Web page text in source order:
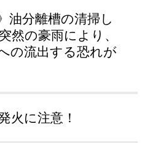
油分離槽の清掃し
然の豪雨により、
の流出する恐れが
火に注意！